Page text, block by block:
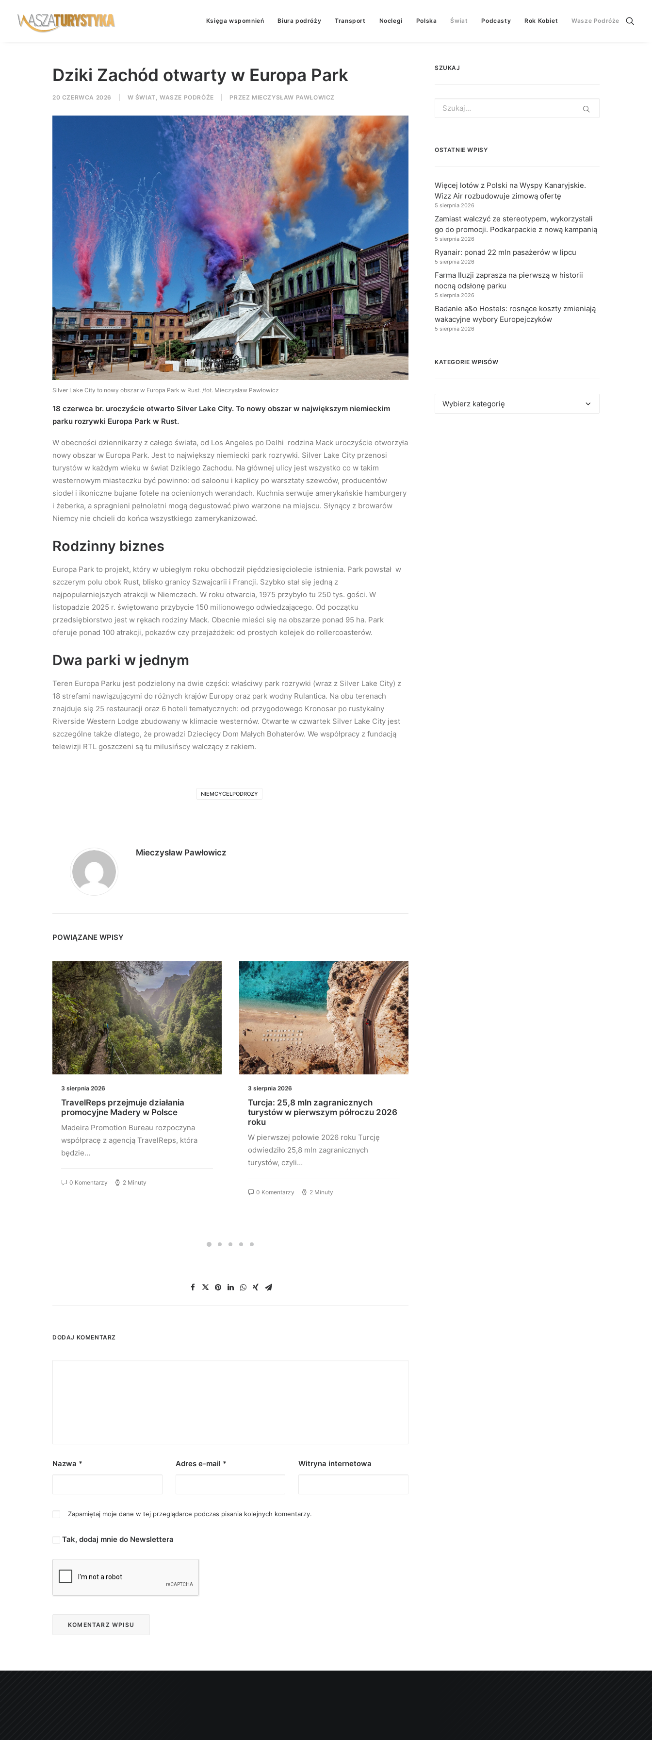
Księga wspomnień Biura podróży Transport Noclegi Polska Świat Podcasty Rok Kobiet Wasze Podróże
Dziki Zachód otwarty w Europa Park
20 CZERWCA 2026 W ŚWIAT,WASZE PODRÓŻE PRZEZ MIECZYSŁAW PAWŁOWICZ
Silver Lake City to nowy obszar w Europa Park w Rust. /fot. Mieczysław Pawłowicz
18 czerwca br. uroczyście otwarto Silver Lake City. To nowy obszar w największym niemieckim
parku rozrywki Europa Park w Rust.
W obecności dziennikarzy z całego świata, od Los Angeles po Delhi rodzina Mack uroczyście otworzyła
nowy obszar w Europa Park. Jest to największy niemiecki park rozrywki. Silver Lake City przenosi
turystów w każdym wieku w świat Dzikiego Zachodu. Na głównej ulicy jest wszystko co w takim
westernowym miasteczku być powinno: od saloonu i kaplicy po warsztaty szewców, producentów
siodeł i ikoniczne bujane fotele na ocienionych werandach. Kuchnia serwuje amerykańskie hamburgery
i żeberka, a spragnieni pełnoletni mogą degustować piwo warzone na miejscu. Słynący z browarów
Niemcy nie chcieli do końca wszystkiego zamerykanizować.
Rodzinny biznes
Europa Park to projekt, który w ubiegłym roku obchodził pięćdziesięciolecie istnienia. Park powstał w
szczerym polu obok Rust, blisko granicy Szwajcarii i Francji. Szybko stał się jedną z
najpopularniejszych atrakcji w Niemczech. W roku otwarcia, 1975 przybyło tu 250 tys. gości. W
listopadzie 2025 r. świętowano przybycie 150 milionowego odwiedzającego. Od początku
przedsiębiorstwo jest w rękach rodziny Mack. Obecnie mieści się na obszarze ponad 95 ha. Park
oferuje ponad 100 atrakcji, pokazów czy przejażdżek: od prostych kolejek do rollercoasterów.
Dwa parki w jednym
Teren Europa Parku jest podzielony na dwie części: właściwy park rozrywki (wraz z Silver Lake City) z
18 strefami nawiązującymi do różnych krajów Europy oraz park wodny Rulantica. Na obu terenach
znajduje się 25 restauracji oraz 6 hoteli tematycznych: od przygodowego Kronosar po rustykalny
Riverside Western Lodge zbudowany w klimacie westernów. Otwarte w czwartek Silver Lake City jest
szczególne także dlatego, że prowadzi Dziecięcy Dom Małych Bohaterów. We współpracy z fundacją
telewizji RTL goszczeni są tu milusińscy walczący z rakiem.
NIEMCYCELPODROZY
Mieczysław Pawłowicz
POWIĄZANE WPISY
3 sierpnia 2026
TravelReps przejmuje działania
promocyjne Madery w Polsce
Madeira Promotion Bureau rozpoczyna
współpracę z agencją TravelReps, która
będzie…
0 Komentarzy 2 Minuty
3 sierpnia 2026
Turcja: 25,8 mln zagranicznych
turystów w pierwszym półroczu 2026
roku
W pierwszej połowie 2026 roku Turcję
odwiedziło 25,8 mln zagranicznych
turystów, czyli…
0 Komentarzy 2 Minuty
DODAJ KOMENTARZ
Nazwa * Adres e-mail * Witryna internetowa
Zapamiętaj moje dane w tej przeglądarce podczas pisania kolejnych komentarzy.
Tak, dodaj mnie do Newslettera
SZUKAJ
for:
OSTATNIE WPISY
Więcej lotów z Polski na Wyspy Kanaryjskie.
Wizz Air rozbudowuje zimową ofertę
5 sierpnia 2026
Zamiast walczyć ze stereotypem, wykorzystali
go do promocji. Podkarpackie z nową kampanią
5 sierpnia 2026
Ryanair: ponad 22 mln pasażerów w lipcu
5 sierpnia 2026
Farma Iluzji zaprasza na pierwszą w historii
nocną odsłonę parku
5 sierpnia 2026
Badanie a&o Hostels: rosnące koszty zmieniają
wakacyjne wybory Europejczyków
5 sierpnia 2026
KATEGORIE WPISÓW
Kategorie